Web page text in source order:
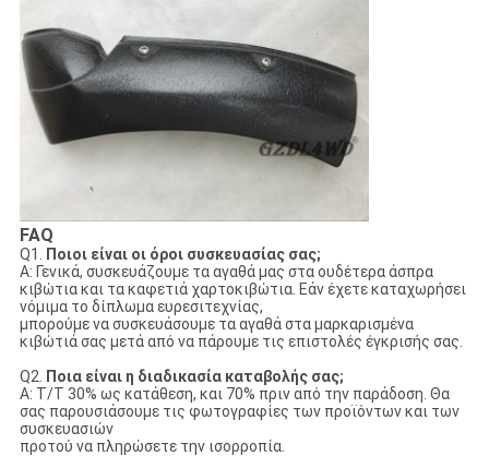
FAQ
Q1.
Ποιοι είναι οι όροι συσκευασίας σας;
Α: Γενικά, συσκευάζουμε τα αγαθά μας στα ουδέτερα άσπρα
κιβώτια και τα καφετιά χαρτοκιβώτια. Εάν έχετε καταχωρήσει
νόμιμα το δίπλωμα ευρεσιτεχνίας,
μπορούμε να συσκευάσουμε τα αγαθά στα μαρκαρισμένα
κιβώτιά σας μετά από να πάρουμε τις επιστολές έγκρισής σας.
Q2.
Ποια είναι η διαδικασία καταβολής σας;
Α: T/T 30% ως κατάθεση, και 70% πριν από την παράδοση. Θα
σας παρουσιάσουμε τις φωτογραφίες των προϊόντων και των
συσκευασιών
προτού να πληρώσετε την ισορροπία.